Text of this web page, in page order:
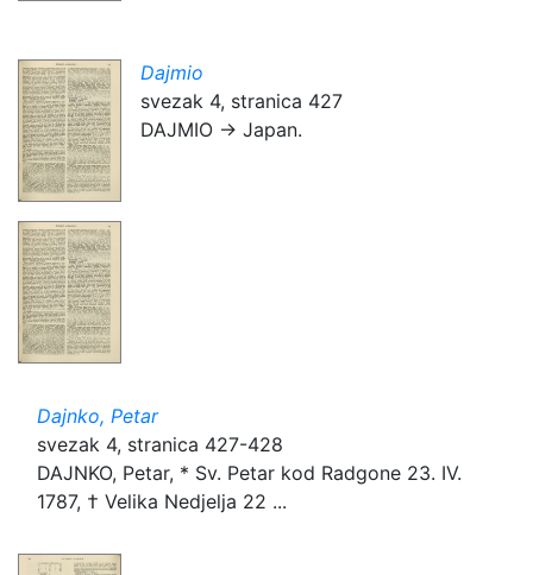
Dajmio
svezak 4, stranica 427
DAJMIO → Japan.
Dajnko, Petar
svezak 4, stranica 427-428
DAJNKO, Petar, * Sv. Petar kod Radgone 23. IV.
1787, † Velika Nedjelja 22 ...